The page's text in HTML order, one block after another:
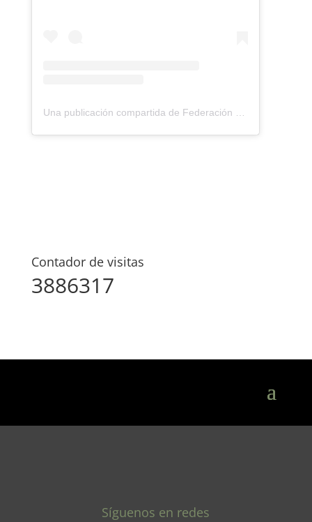
Una publicación compartida de Federación Montañismo Tenerife (@federacion_montanismo_tenerife)
Contador de visitas
3886317
Síguenos en redes